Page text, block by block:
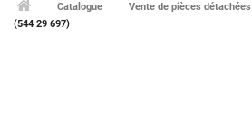
Catalogue Vente de pièces détachées
(544 29 697)